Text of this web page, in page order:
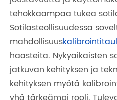
tehokkaampaa tukea
Sotilasteollisuudessa
mahdollisuus
haasteita. Nykyaikaisten
jatkuvan kehityksen ja
kehityksen myötä